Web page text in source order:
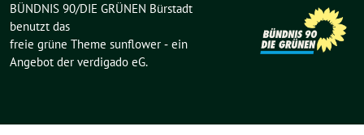
BÜNDNIS 90/DIE GRÜNEN Bürstadt
benutzt das
freie grüne Theme sunflower ‐ ein
Angebot der verdigado eG.